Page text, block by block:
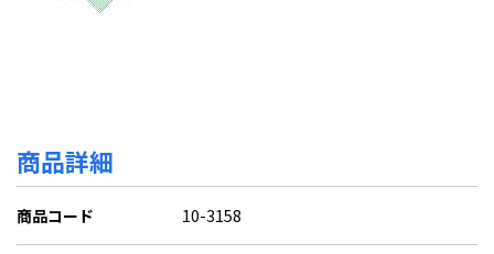
商品詳細
商品コード 10-3158